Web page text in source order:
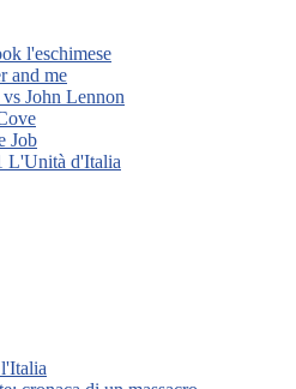
l'eschimese
and me
John Lennon
Job
L'Unità d'Italia